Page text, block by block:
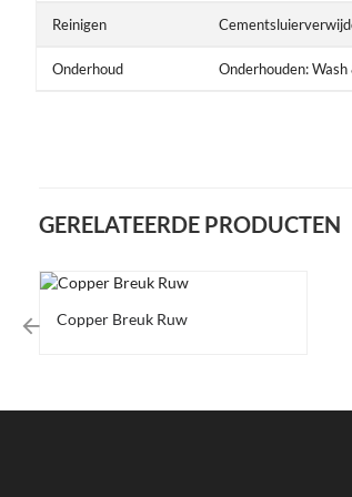
Reinigen
Onderhoud Onderhouden:
GERELATEERDE PRODUCTEN
Copper Breuk Ruw